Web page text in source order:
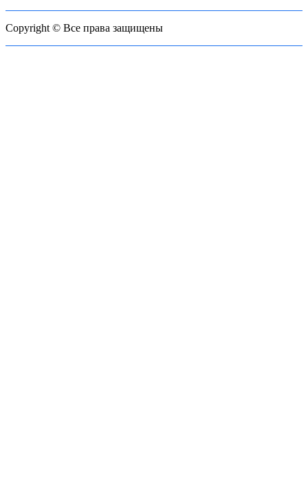
Copyright © Все права защищены